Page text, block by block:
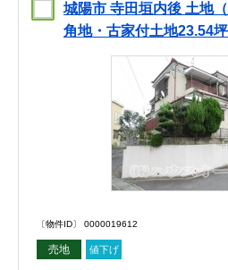
城陽市 寺田垣内後 土地
角地・古家付土地23.54坪
〔物件ID〕 0000019612
売地 値下げ